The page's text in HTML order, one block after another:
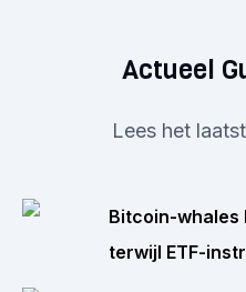
Actueel
Lees het
Bitcoin-whales
terwijl ETF-